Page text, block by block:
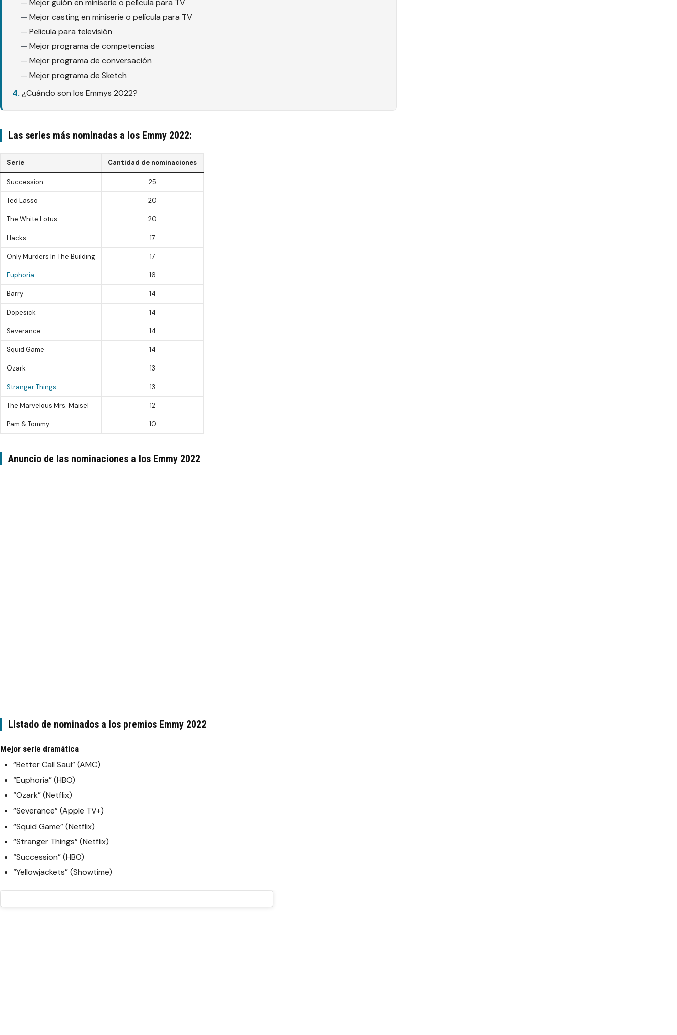
Mejor guión en miniserie o película para TV
Mejor casting en miniserie o película para TV
Película para televisión
Mejor programa de competencias
Mejor programa de conversación
Mejor programa de Sketch
¿Cuándo son los Emmys 2022?
Las series más nominadas a los Emmy 2022:
Serie Cantidad de nominaciones
Succession 25
Ted Lasso 20
The White Lotus 20
Hacks 17
Only Murders In The Building 17
Euphoria 16
Barry 14
Dopesick 14
Severance 14
Squid Game 14
Ozark 13
Stranger Things 13
The Marvelous Mrs. Maisel 12
Pam & Tommy 10
Anuncio de las nominaciones a los Emmy 2022
Listado de nominados a los premios Emmy 2022
Mejor serie dramática
“Better Call Saul” (AMC)
“Euphoria” (HBO)
“Ozark” (Netflix)
“Severance” (Apple TV+)
“Squid Game” (Netflix)
“Stranger Things” (Netflix)
“Succession” (HBO)
“Yellowjackets” (Showtime)